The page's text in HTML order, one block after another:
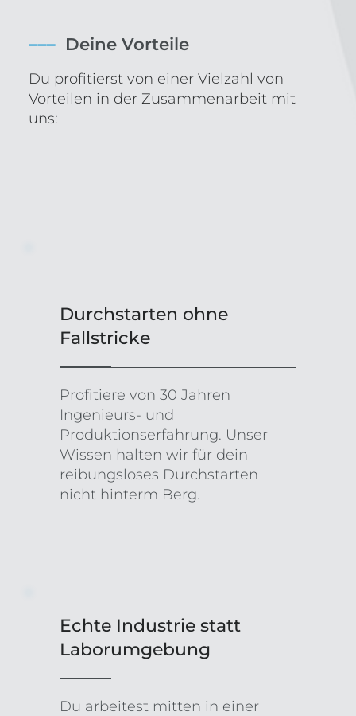
––– Deine Vorteile
Du profitierst von einer Vielzahl von
Vorteilen in der Zusammenarbeit mit
uns:
Durchstarten ohne
Fallstricke
Profitiere von 30 Jahren
Ingenieurs- und
Produktionserfahrung. Unser
Wissen halten wir für dein
reibungsloses Durchstarten
nicht hinterm Berg.
Echte Industrie statt
Laborumgebung
Du arbeitest mitten in einer